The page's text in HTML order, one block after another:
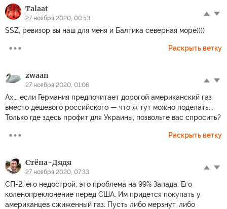
Talaat
27 ноября 2020, 00:53
SSZ, ревизор вы наш для меня и Балтика северная море))))
Раскрыть ветку
zwaan
27 ноября 2020, 01:06
Ах... если Германия предпочитает дорогой американский газ
вместо дешевого российского — что ж тут можно поделать...
Только где здесь профит для Украины, позвольте вас спросить?
Раскрыть ветку
Стёпа-Дядя
27 ноября 2020, 07:33
СП-2, его недострой, это проблема на 99% Запада. Его
коленопреклонение перед США. Им придется покупать у
американцев сжиженный газ. Пусть либо мерзнут, либо